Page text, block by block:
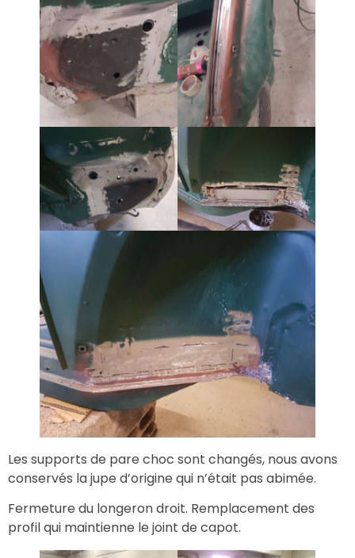
Les supports de pare choc sont changés, nous avons
conservés la jupe d’origine qui n’était pas abimée.
Fermeture du longeron droit. Remplacement des
profil qui maintienne le joint de capot.